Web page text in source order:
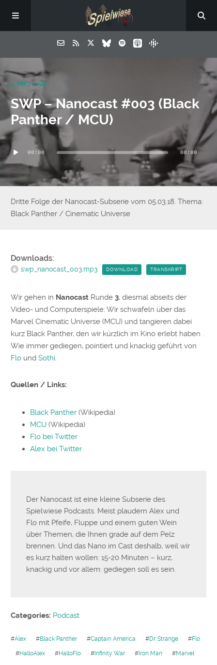
5. März 2018
SWP – Nanocast #003 (Black
Panther / MCU)
Player00:00 00:00
Dritte Folge der Nanocast-Subserie vom 05.03.18. Thema:
Black Panther / Cinematic Universe
Downloads:
swp_nanocast_003.mp3 DOWNLOAD TRANSKRIPT
Wir gehen in Nanocast Runde3, diesmal abseits der
Video- und Computerspiele: Wir schwafeln über das
Marvel Cinematic Universe (MCU) und tangieren dabei
kurz Black Panther, den wir kürzlich im Kino erlebt haben .
Wie immer gediegen, pointiert und knackig geführt von
Flo undSothi.
Quellen / Links:
Black Panther (Wikipedia)
MCU (Wikipedia)
Flo bei Twitter
Alex bei Twitter
Der Nanocast ist eine kleine Subserie des
Spielwiese Podcasts. Meist plaudern Alex und
Flo mit Pfeife, Fluppe und einem guten Wein
über Themen, die Ihnen grade auf dem Pelz
brennen. Und das Nano im Cast deshalb, weil wir
es kurz halten wollen: 15-20 Minuten – kurz,
knackig und vor allem: gediegen soll es sein.
Categories: Podcast
#Alex #Black Panther #Captain America #Dr. Strange #Flo
#HalloAlex #HalloFlo #Infinity War #Iron Man #Marvel